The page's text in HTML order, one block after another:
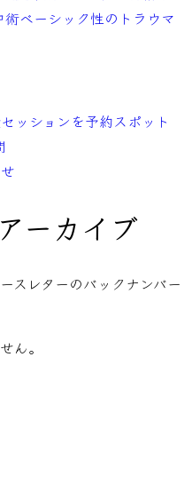
術ベーシック性のトラウマ
ッションを予約スポット
ーカイブ
スレターのバックナンバー
ん。